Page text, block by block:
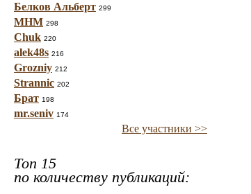
Белков Альберт 299
МНМ 298
Chuk 220
alek48s 216
Grozniy 212
Strannic 202
Брат 198
mr.seniv 174
Все участники >>
Топ 15
по количеству публикаций: